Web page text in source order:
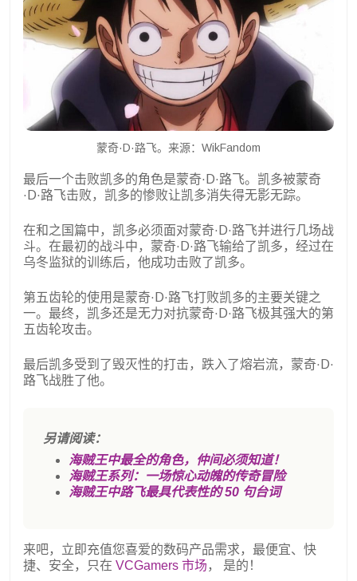
蒙奇·D·路飞。来源：WikFandom
最后一个击败凯多的角色是蒙奇·D·路飞。凯多被蒙奇
·D·路飞击败，凯多的惨败让凯多消失得无影无踪。
在和之国篇中，凯多必须面对蒙奇·D·路飞并进行几场战
斗。在最初的战斗中，蒙奇·D·路飞输给了凯多，经过在
乌冬监狱的训练后，他成功击败了凯多。
第五齿轮的使用是蒙奇·D·路飞打败凯多的主要关键之
一。最终，凯多还是无力对抗蒙奇·D·路飞极其强大的第
五齿轮攻击。
最后凯多受到了毁灭性的打击，跌入了熔岩流，蒙奇·D·
路飞战胜了他。
另请阅读：
海贼王中最全的角色，仲间必须知道！
海贼王系列：一场惊心动魄的传奇冒险
海贼王中路飞最具代表性的 50 句台词
来吧，立即充值您喜爱的数码产品需求，最便宜、快
捷、安全，只在 VCGamers 市场 ， 是的！